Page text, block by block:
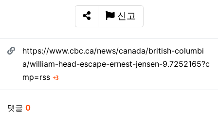
SNS 공유
신고
관련자료
https://www.cbc.ca/news/canada/british-columbi
a/william-head-escape-ernest-jensen-9.7252165?c
mp=rss
3회 연결
댓글 0